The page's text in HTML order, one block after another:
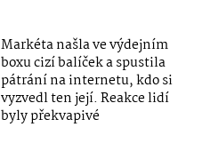
Markéta našla ve výdejním
boxu cizí balíček a spustila
pátrání na internetu, kdo si
vyzvedl ten její. Reakce lidí
byly překvapivé